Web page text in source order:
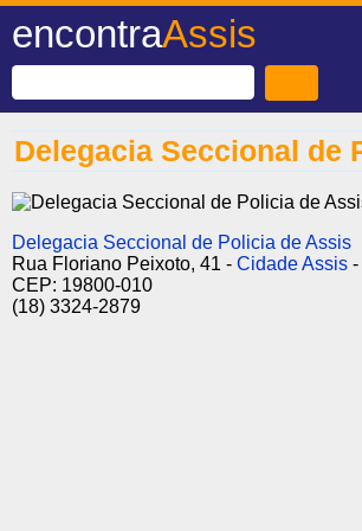
encontraAssis
Delegacia Seccional de
Delegacia Seccional de Policia de Assis
Rua Floriano Peixoto, 41 - Cidade Assis -
CEP: 19800-010
(18) 3324-2879 ‎